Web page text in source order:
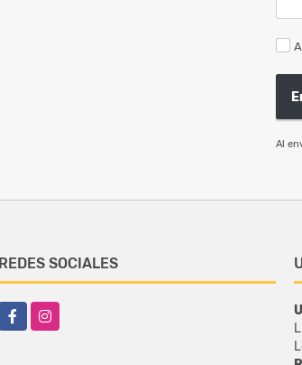
Al
REDES SOCIALES
FacebookInstagram